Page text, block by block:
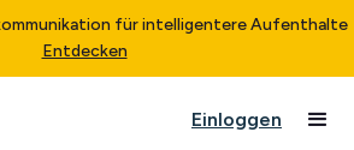
für intelligentere Aufenthalte
Entdecken
Einloggen